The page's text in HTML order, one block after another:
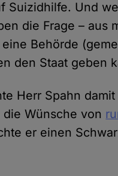
Suizidhilfe. Und
die Frage – aus
Behörde
den Staat geben
Herr Spahn
Wünsche von
er einen